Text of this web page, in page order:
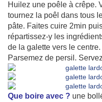
Huilez une poêle à crêpe.
tournez la poêl dans tous
pâte. Faites cuire 2min
répartissez-y les
de la galette vers le centre.
Parsemez de persil.
Que boire avec ? une